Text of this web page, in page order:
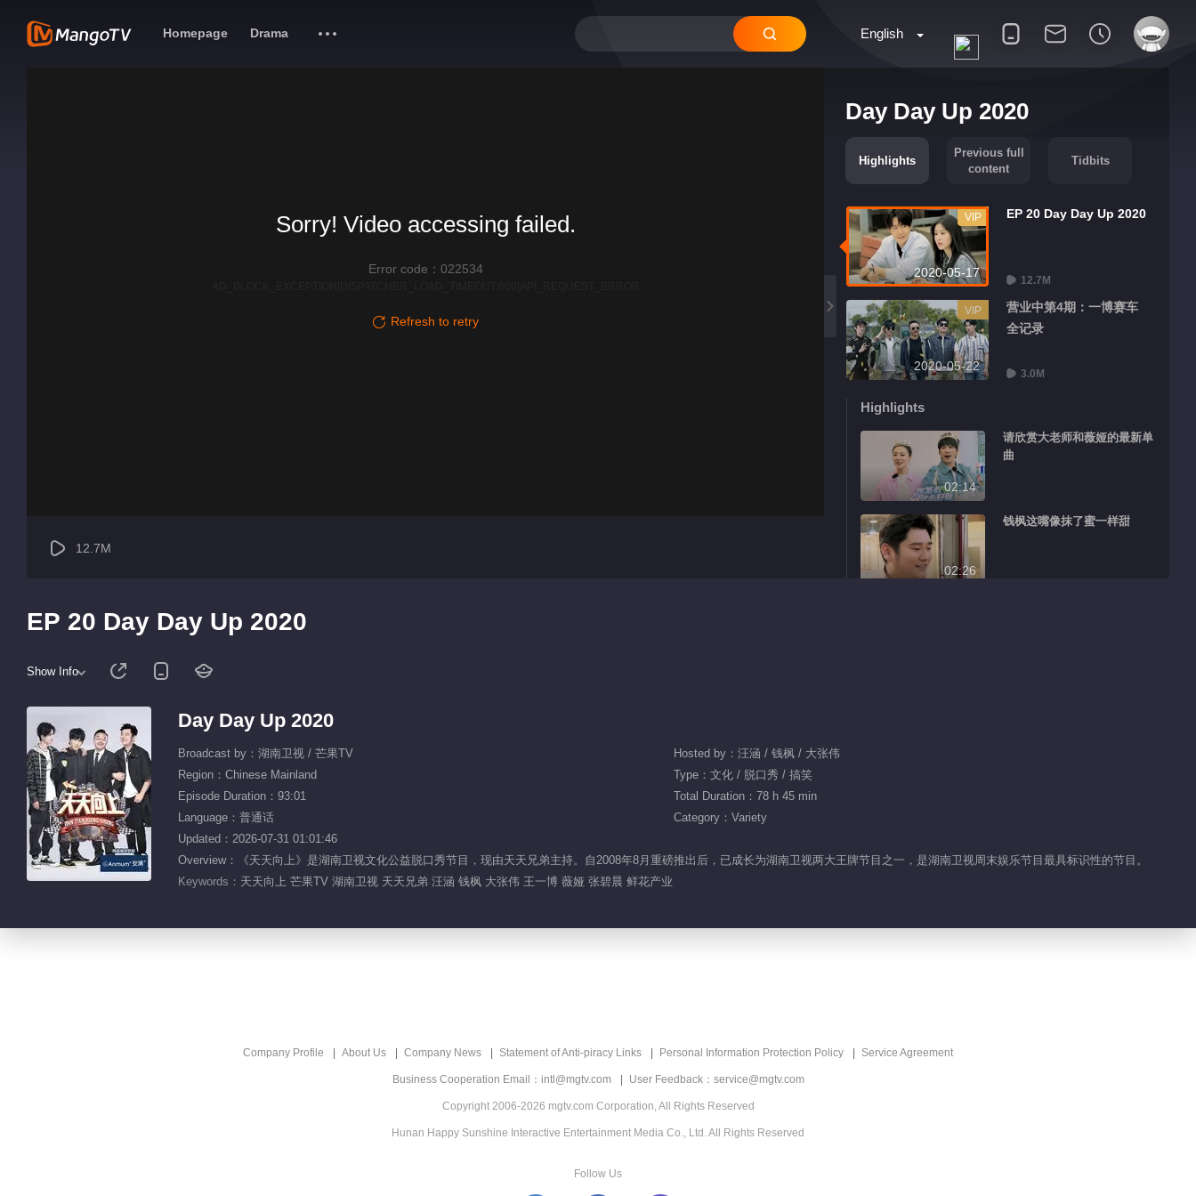
English
Homepage Drama
Day Day Up 2020
Highlights
Previous full
content
Tidbits
2020-05-17
VIP EP 20 Day Day Up 2020
12.7M
2020-05-22
VIP
营业中第4期：一博赛车
全记录
3.0M
Highlights
02:14
请欣赏大老师和薇娅的最新单
曲
02:26
钱枫这嘴像抹了蜜一样甜
王一博变魔术是钱枫最大的爱
Sorry! Video accessing failed.
Error code：022534
Refresh to retry
12.7M
EP 20 Day Day Up 2020
Show Info
Day Day Up 2020
Broadcast by：湖南卫视 / 芒果TV
Hosted by：汪涵 / 钱枫 / 大张伟
Region：Chinese Mainland
Type：文化 / 脱口秀 / 搞笑
Episode Duration：93:01
Total Duration：78 h 45 min
Language：普通话
Category：Variety
Updated：2026-07-31 01:01:46
Overview：《天天向上》是湖南卫视文化公益脱口秀节目，现由天天兄弟主持。自2008年8月重磅推出后，已成长为湖南卫视两大王牌节目之一，是湖南卫视周末娱乐节目最具标识性的节目。
Keywords： 天天向上 芒果TV 湖南卫视 天天兄弟 汪涵 钱枫 大张伟 王一博 薇娅 张碧晨 鲜花产业
Company Profile About Us Company News Statement of Anti-piracy Links Personal Information Protection Policy Service Agreement
Business Cooperation Email：intl@mgtv.com User Feedback：service@mgtv.com
Copyright 2006-2026 mgtv.com Corporation, All Rights Reserved
Hunan Happy Sunshine Interactive Entertainment Media Co., Ltd. All Rights Reserved
Follow Us